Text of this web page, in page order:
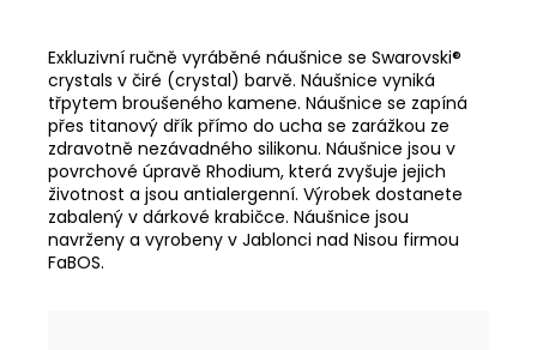
Exkluzivní ručně vyráběné náušnice se Swarovski®
crystals v čiré (crystal) barvě. Náušnice vyniká
třpytem broušeného kamene. Náušnice se zapíná
přes titanový dřík přímo do ucha se zarážkou ze
zdravotně nezávadného silikonu. Náušnice jsou v
povrchové úpravě Rhodium, která zvyšuje jejich
životnost a jsou antialergenní. Výrobek dostanete
zabalený v dárkové krabičce. Náušnice jsou
navrženy a vyrobeny v Jablonci nad Nisou firmou
FaBOS.